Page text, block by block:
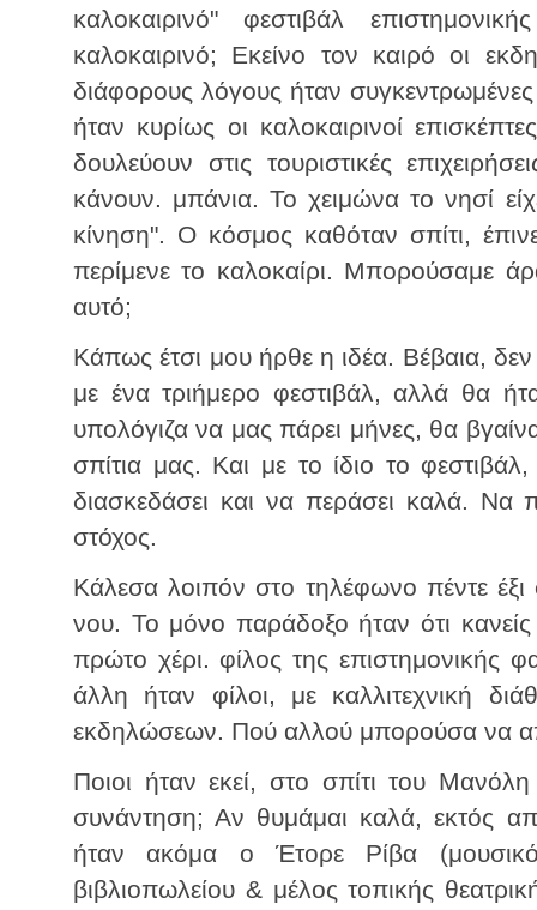
καλοκαιρινό" φεστιβάλ
καλοκαιρινό; Εκείνο τον καιρό οι
διάφορους λόγους ήταν
ήταν κυρίως οι καλοκαιρινοί
δουλεύουν στις τουριστικές
κάνουν. μπάνια. Το χειμώνα το νησί
κίνηση". Ο κόσμος καθόταν σπίτι,
περίμενε το καλοκαίρι. Μπορούσαμε
αυτό;
Κάπως έτσι μου ήρθε η ιδέα. Βέβαια,
με ένα τριήμερο φεστιβάλ, αλλά θα
υπολόγιζα να μας πάρει μήνες, θα
σπίτια μας. Και με το ίδιο το
διασκεδάσει και να περάσει καλά. Να
στόχος.
Κάλεσα λοιπόν στο τηλέφωνο πέντε
νου. Το μόνο παράδοξο ήταν ότι
πρώτο χέρι. φίλος της επιστημονικής
άλλη ήταν φίλοι, με καλλιτεχνική
εκδηλώσεων. Πού αλλού μπορούσα να
Ποιοι ήταν εκεί, στο σπίτι του
συνάντηση; Αν θυμάμαι καλά, εκτός
ήταν ακόμα ο Έτορε Ρίβα
βιβλιοπωλείου & μέλος τοπικής